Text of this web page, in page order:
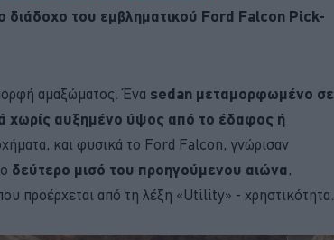
διάδοχο του εμβληματικού Ford Falcon Pick-
αμαξώματος. Ένα sedan μεταμορφωμένο σε
χωρίς αυξημένο ύψος από το έδαφος ή
και φυσικά το Ford Falcon, γνώρισαν
δεύτερο μισό του προηγούμενου αιώνα,
προέρχεται από τη λέξη «Utility» - χρηστικότητα.